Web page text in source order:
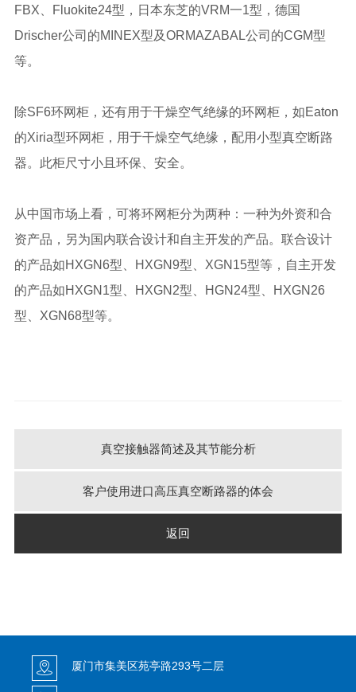
FBX、Fluokite24型，日本东芝的VRM一1型，德国
Drischer公司的MINEX型及ORMAZABAL公司的CGM型
等。
除SF6环网柜，还有用于干燥空气绝缘的环网柜，如Eaton
的Xiria型环网柜，用于干燥空气绝缘，配用小型真空断路
器。此柜尺寸小且环保、安全。
从中国市场上看，可将环网柜分为两种：一种为外资和合
资产品，另为国内联合设计和自主开发的产品。联合设计
的产品如HXGN6型、HXGN9型、XGN15型等，自主开发
的产品如HXGN1型、HXGN2型、HGN24型、HXGN26
型、XGN68型等。
真空接触器简述及其节能分析
客户使用进口高压真空断路器的体会
返回
厦门市集美区苑亭路293号二层